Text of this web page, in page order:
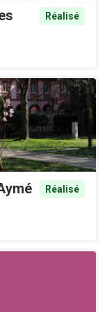
Réalisé
Réalisé